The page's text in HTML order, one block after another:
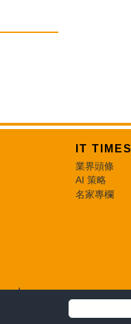
IT TIMES
業界頭條
AI 策略
名家專欄